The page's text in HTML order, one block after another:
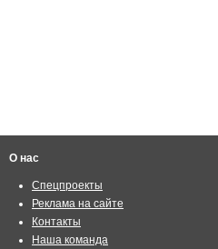
О нас
Спецпроекты
Реклама на сайте
Контакты
Наша команда